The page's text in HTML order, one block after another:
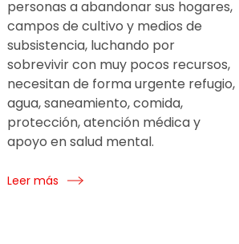
personas a abandonar sus hogares,
campos de cultivo y medios de
subsistencia, luchando por
sobrevivir con muy pocos recursos,
necesitan de forma urgente refugio,
agua, saneamiento, comida,
protección, atención médica y
apoyo en salud mental.
Leer más